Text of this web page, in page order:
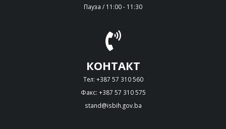
Пауза / 11:00 - 11:30
КОНТАКТ
Тел: +387 57 310 560
Факс: +387 57 310 575
stand@isbih.gov.ba